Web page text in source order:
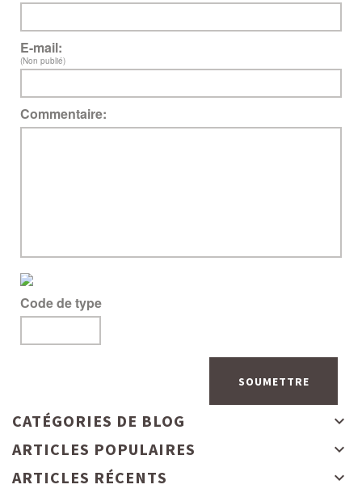
E-mail:
(Non publié)
Commentaire:
Code de type
CATÉGORIES DE BLOG
ARTICLES POPULAIRES
ARTICLES RÉCENTS